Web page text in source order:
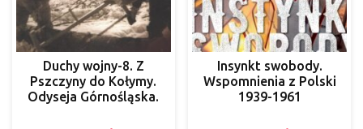
Duchy wojny-8. Z
Pszczyny do Kołymy.
Odyseja Górnośląska.
Insynkt swobody.
Wspomnienia z Polski
1939-1961